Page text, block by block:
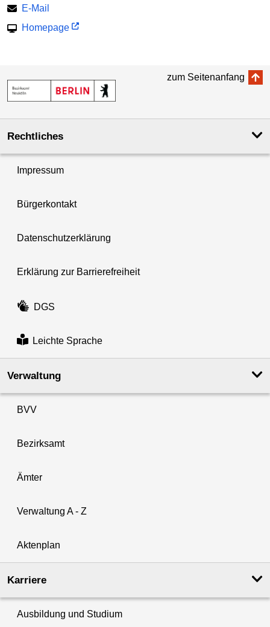
E-Mail
Homepage
zum Seitenanfang
Rechtliches
Impressum
Bürgerkontakt
Datenschutzerklärung
Erklärung zur Barrierefreiheit
DGS
Leichte Sprache
Verwaltung
BVV
Bezirksamt
Ämter
Verwaltung A - Z
Aktenplan
Karriere
Ausbildung und Studium